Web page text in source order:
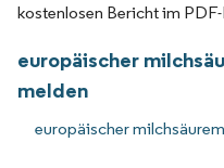
kostenlosen Bericht im
europäischer
melden
europäischer